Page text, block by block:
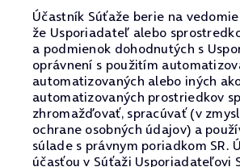
Účastník Súťaže berie na
že Usporiadateľ alebo
a podmienok dohodnutých s
oprávnení s použitím
automatizovaných alebo iných
automatizovaných prostriedkov
zhromažďovať, spracúvať (v
ochrane osobných údajov) a
súlade s právnym poriadkom SR.
účasťou v Súťaži Usporiadateľovi